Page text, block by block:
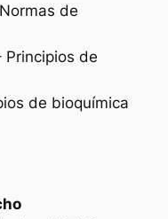
de
Principios de
de bioquímica